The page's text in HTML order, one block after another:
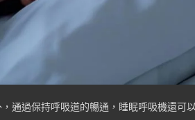
通過保持呼吸道的暢通，睡眠呼吸機還可以